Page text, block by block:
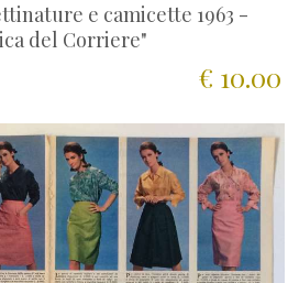
e camicette 1963 -
del Corriere"
€ 10.00